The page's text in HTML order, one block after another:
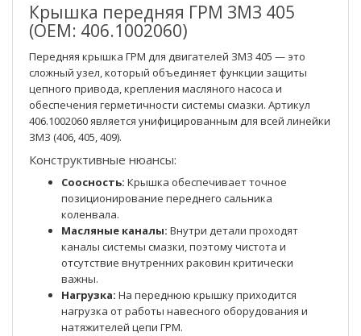
Крышка передняя ГРМ ЗМЗ 405
(ОЕМ: 406.1002060)
Передняя крышка ГРМ для двигателей ЗМЗ 405 — это
сложный узел, который объединяет функции защиты
цепного привода, крепления масляного насоса и
обеспечения герметичности системы смазки. Артикул
406.1002060 является унифицированным для всей линейки
ЗМЗ (406, 405, 409).
Конструктивные нюансы:
Соосность: Крышка обеспечивает точное
позиционирование переднего сальника
коленвала.
Масляные каналы: Внутри детали проходят
каналы системы смазки, поэтому чистота и
отсутствие внутренних раковин критически
важны.
Нагрузка: На переднюю крышку приходится
нагрузка от работы навесного оборудования и
натяжителей цепи ГРМ.